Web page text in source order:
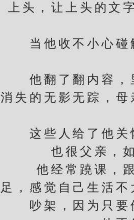
上头，让上头的文
当他收不小心碰触
他翻了翻内容，里
消失的无影无踪，
这些人给了他关怀
也很父亲，
他经常蹺课，跟
足，感觉自己生活
吵架，因为只要